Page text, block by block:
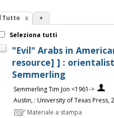
Tutto +
Seleziona tutti
"Evil" Arabs in
resource] ] :
Semmerling
Semmerling Tim Jon <1961->
Austin, : University of Texas Press,
Materiale a stampa